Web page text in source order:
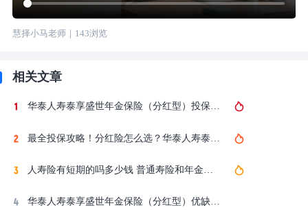
慧择小马老师｜ 143浏览
相关文章
华泰人寿泰享盛世年金保险（分红型）投保攻略，买前要注意这1个缺点！
最全投保攻略！分红险怎么选？华泰人寿泰享盛世年金保险（分红型）值得买吗？在哪买？
人寿险有短期的吗多少钱 普通寿险和年金保险区别
华泰人寿泰享盛世年金保险（分红型）优缺点细扒，买前要注意这3点！